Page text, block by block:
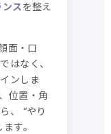
ス を整え
面・口
はなく、
ンしま
位置・角
、 “やり
す。